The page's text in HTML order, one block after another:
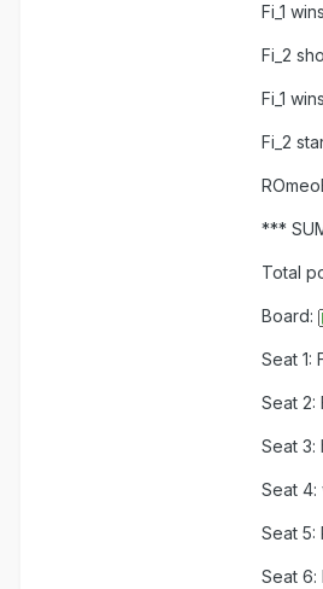
Fi_1
Fi_2
Fi_1
Fi_2
***
Total
Board:
Seat 1:
Seat 2:
Seat
Seat
Seat 5:
Seat